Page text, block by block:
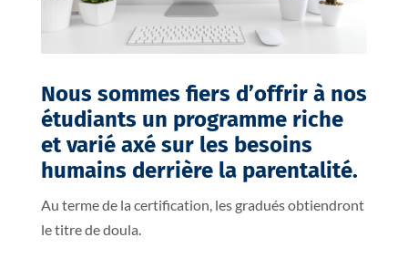
Nous sommes fiers d’offrir à nos
étudiants un programme riche
et varié axé sur les besoins
humains derrière la parentalité.
Au terme de la certification, les gradués obtiendront
le titre de doula.